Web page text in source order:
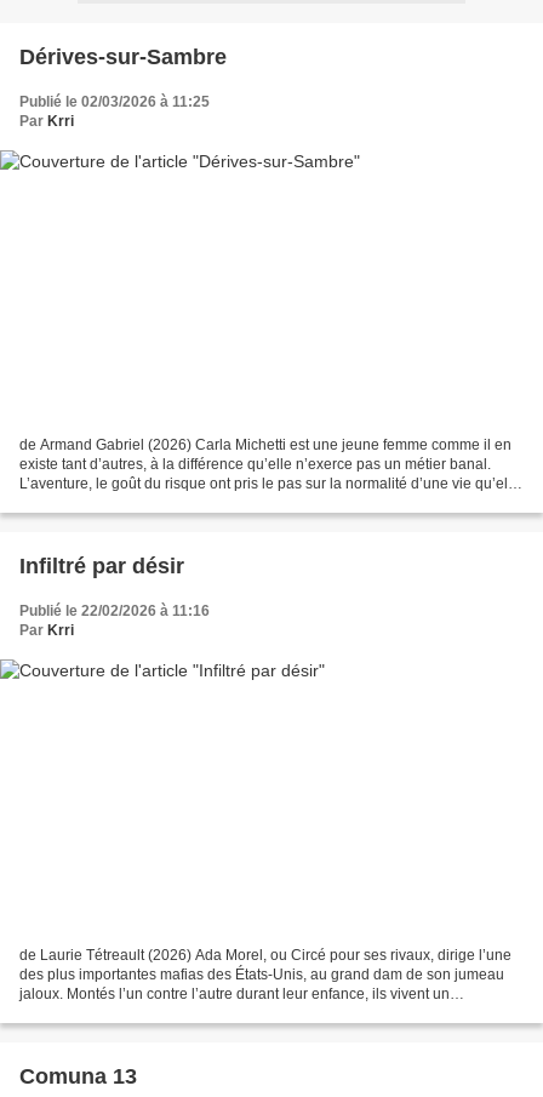
Dérives-sur-Sambre
Publié le 02/03/2026 à 11:25
Par Krri
de Armand Gabriel (2026) Carla Michetti est une jeune femme comme il en
existe tant d’autres, à la différence qu’elle n’exerce pas un métier banal.
L’aventure, le goût du risque ont pris le pas sur la normalité d’une vie qu’elle
Infiltré par désir
Publié le 22/02/2026 à 11:16
Par Krri
de Laurie Tétreault (2026) Ada Morel, ou Circé pour ses rivaux, dirige l’une
des plus importantes mafias des États-Unis, au grand dam de son jumeau
jaloux. Montés l’un contre l’autre durant leur enfance, ils vivent un
Comuna 13